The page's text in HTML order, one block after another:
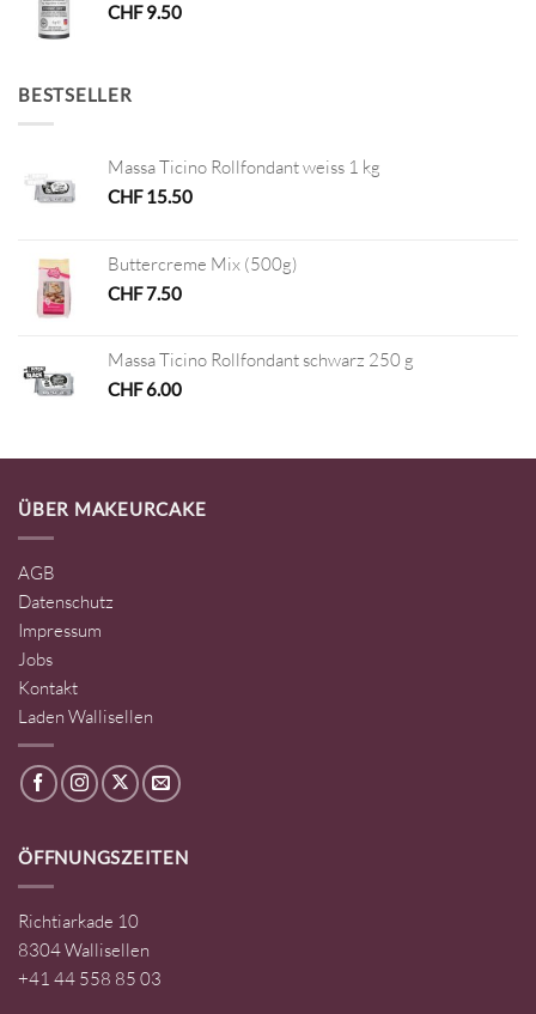
CHF9.50
BESTSELLER
Massa Ticino Rollfondant weiss 1 kg
CHF15.50
Buttercreme Mix (500g)
CHF7.50
Massa Ticino Rollfondant schwarz 250 g
CHF6.00
ÜBER MAKEURCAKE
AGB
Datenschutz
Impressum
Jobs
Kontakt
Laden Wallisellen
ÖFFNUNGSZEITEN
Richtiarkade 10
8304 Wallisellen
+41 44 558 85 03